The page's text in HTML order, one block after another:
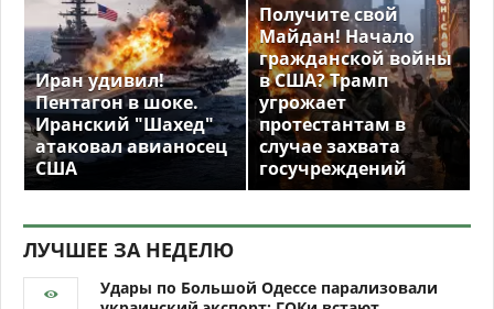
Иран удивил!
Пентагон в шоке.
Иранский "Шахед"
атаковал авианосец
США
Получите свой
Майдан! Начало
гражданской войны
в США? Трамп
угрожает
протестантам в
случае захвата
госучреждений
ЛУЧШЕЕ ЗА НЕДЕЛЮ
Удары по Большой Одессе парализовали